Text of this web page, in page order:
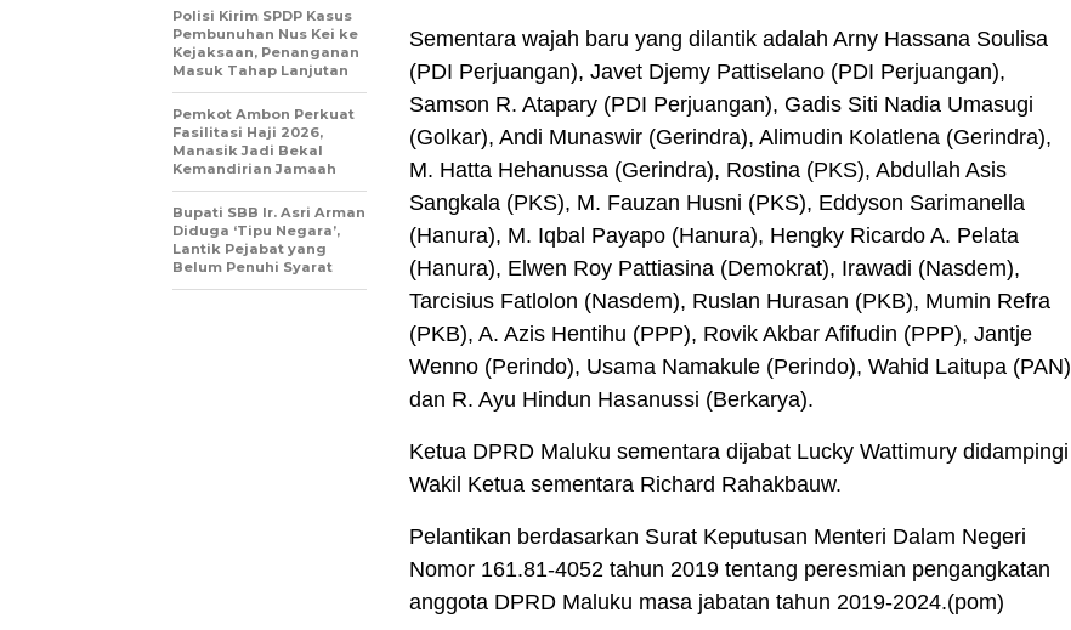
Sementara wajah baru yang dilantik adalah Arny Hassana Soulisa
(PDI Perjuangan), Javet Djemy Pattiselano (PDI Perjuangan),
Samson R. Atapary (PDI Perjuangan), Gadis Siti Nadia Umasugi
(Golkar), Andi Munaswir (Gerindra), Alimudin Kolatlena (Gerindra),
M. Hatta Hehanussa (Gerindra), Rostina (PKS), Abdullah Asis
Sangkala (PKS), M. Fauzan Husni (PKS), Eddyson Sarimanella
(Hanura), M. Iqbal Payapo (Hanura), Hengky Ricardo A. Pelata
(Hanura), Elwen Roy Pattiasina (Demokrat), Irawadi (Nasdem),
Tarcisius Fatlolon (Nasdem), Ruslan Hurasan (PKB), Mumin Refra
(PKB), A. Azis Hentihu (PPP), Rovik Akbar Afifudin (PPP), Jantje
Wenno (Perindo), Usama Namakule (Perindo), Wahid Laitupa (PAN)
dan R. Ayu Hindun Hasanussi (Berkarya).
Ketua DPRD Maluku sementara dijabat Lucky Wattimury didampingi
Wakil Ketua sementara Richard Rahakbauw.
Pelantikan berdasarkan Surat Keputusan Menteri Dalam Negeri
Nomor 161.81-4052 tahun 2019 tentang peresmian pengangkatan
anggota DPRD Maluku masa jabatan tahun 2019-2024.(pom)
Polisi Kirim SPDP Kasus
Pembunuhan Nus Kei ke
Kejaksaan, Penanganan
Masuk Tahap Lanjutan
Pemkot Ambon Perkuat
Fasilitasi Haji 2026,
Manasik Jadi Bekal
Kemandirian Jamaah
Bupati SBB Ir. Asri Arman
Diduga ‘Tipu Negara’,
Lantik Pejabat yang
Belum Penuhi Syarat